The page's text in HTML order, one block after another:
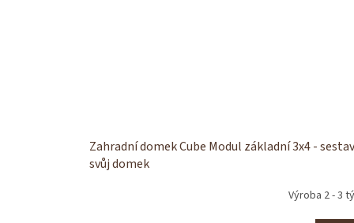
Zahradní domek Cube Modul základní 3x4 -
svůj domek
Výroba 2 - 3